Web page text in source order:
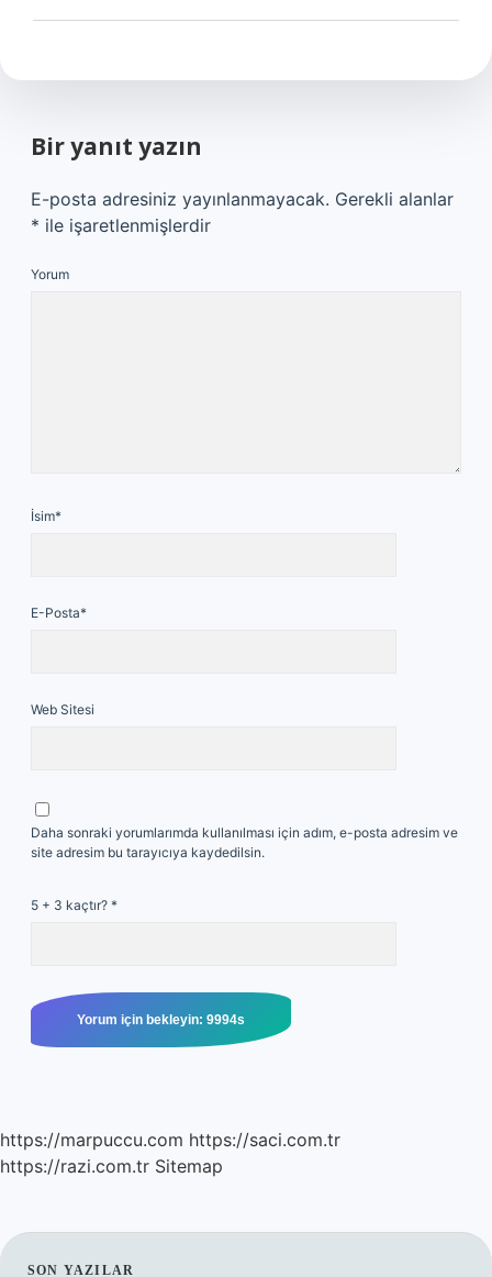
Bir yanıt yazın
E-posta adresiniz yayınlanmayacak. Gerekli alanlar
* ile işaretlenmişlerdir
Yorum
İsim*
E-Posta*
Web Sitesi
Daha sonraki yorumlarımda kullanılması için adım, e-posta adresim ve
site adresim bu tarayıcıya kaydedilsin.
5 + 3 kaçtır? *
https://marpuccu.com https://saci.com.tr
https://razi.com.tr Sitemap
SON YAZILAR